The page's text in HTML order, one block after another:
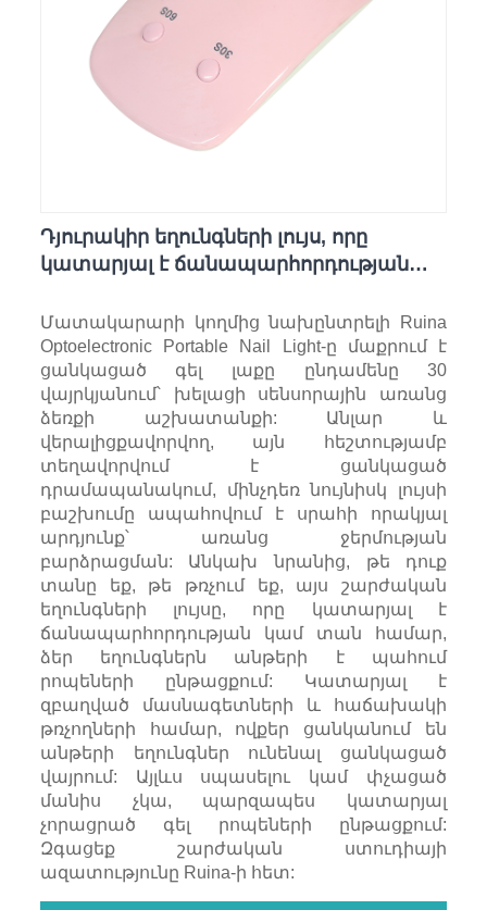
Դյուրակիր եղունգների լույս, որը
կատարյալ է ճանապարհորդության
Մատակարարի կողմից նախընտրելի Ruina
Optoelectronic Portable Nail Light-ը մաքրում է
ցանկացած գել լաքը ընդամենը 30
վայրկյանում՝ խելացի սենսորային առանց
ձեռքի աշխատանքի: Անլար և
վերալիցքավորվող, այն հեշտությամբ
տեղավորվում է ցանկացած
դրամապանակում, մինչդեռ նույնիսկ լույսի
բաշխումը ապահովում է սրահի որակյալ
արդյունք՝ առանց ջերմության
բարձրացման: Անկախ նրանից, թե դուք
տանը եք, թե թռչում եք, այս շարժական
եղունգների լույսը, որը կատարյալ է
ճանապարհորդության կամ տան համար,
ձեր եղունգներն անթերի է պահում
րոպեների ընթացքում: Կատարյալ է
զբաղված մասնագետների և հաճախակի
թռչողների համար, ովքեր ցանկանում են
անթերի եղունգներ ունենալ ցանկացած
վայրում: Այլևս սպասելու կամ փչացած
մանիս չկա, պարզապես կատարյալ
չորացրած գել րոպեների ընթացքում:
Զգացեք շարժական ստուդիայի
ազատությունը Ruina-ի հետ: